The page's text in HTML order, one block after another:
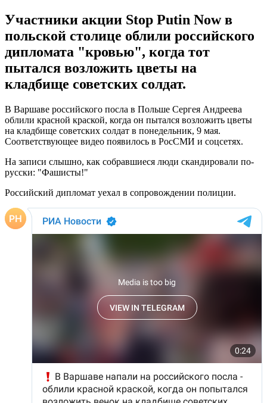
Участники акции Stop Putin Now в
польской столице облили российского
дипломата "кровью", когда тот
пытался возложить цветы на
кладбище советских солдат.
В Варшаве российского посла в Польше Сергея Андреева
облили красной краской, когда он пытался возложить цветы
на кладбище советских солдат в понедельник, 9 мая.
Соответствующее видео появилось в РосСМИ и соцсетях.
На записи слышно, как собравшиеся люди скандировали по-
русски: "Фашисты!"
Российский дипломат уехал в сопровождении полиции.